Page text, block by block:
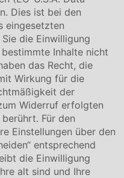
Dies ist bei den
eingesetzten
die Einwilligung
Inhalte nicht
das Recht, die
Wirkung für die
der
Widerruf erfolgten
Für den
Einstellungen über den
entsprechend
die Einwilligung
alt sind und Ihre